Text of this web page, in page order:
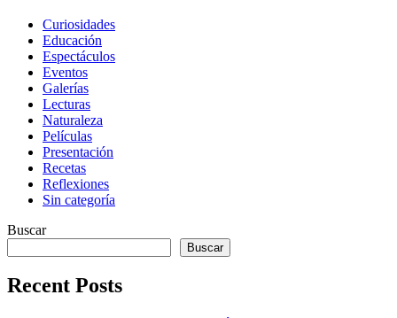
Curiosidades
Educación
Espectáculos
Eventos
Galerías
Lecturas
Naturaleza
Películas
Presentación
Recetas
Reflexiones
Sin categoría
Buscar
Buscar
Recent Posts